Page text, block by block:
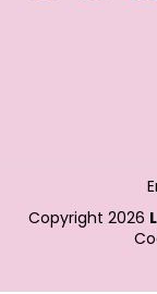
Copyright 2026